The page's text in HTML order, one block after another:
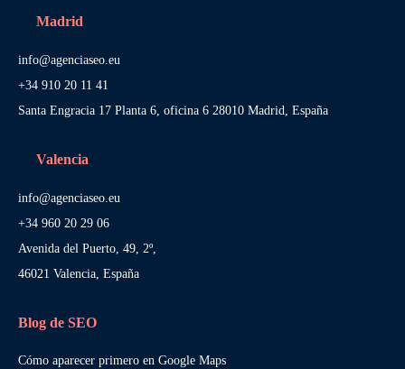
Madrid
info@agenciaseo.eu
+34 910 20 11 41
Santa Engracia 17 Planta 6, oficina 6 28010 Madrid, España
Valencia
info@agenciaseo.eu
+34 960 20 29 06
Avenida del Puerto, 49, 2º,
46021 Valencia, España
Blog de SEO
Cómo aparecer primero en Google Maps